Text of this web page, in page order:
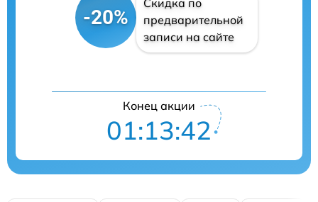
-20%
предварительной
записи на сайте
Конец акции
01:13:42